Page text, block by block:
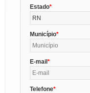
Estado
RN
Município
E-mail
Telefone